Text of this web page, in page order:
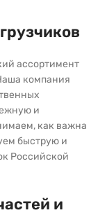
ассортимент
компания
и
как важна
быструю и
Российской
и